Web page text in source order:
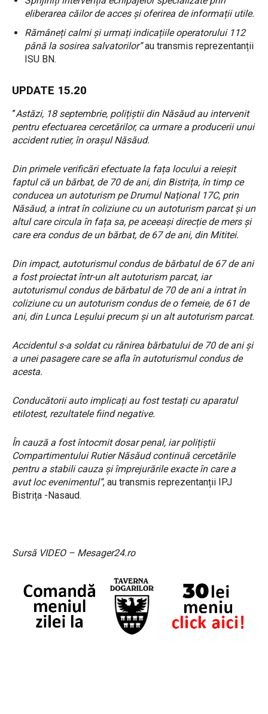
eliberarea căilor de acces și oferirea de informații utile.
Rămâneți calmi și urmați indicațiile operatorului 112
până la sosirea salvatorilor”au transmis reprezentanții
ISU BN.
UPDATE 15.20
”Astăzi, 18 septembrie, polițiștii din Năsăud au intervenit
pentru efectuarea cercetărilor, ca urmare a producerii unui
accident rutier, în orașul Năsăud.
Din primele verificări efectuate la fața locului a reieșit
faptul că un bărbat, de 70 de ani, din Bistrița, în timp ce
conducea un autoturism pe Drumul Național 17C, prin
Năsăud, a intrat în coliziune cu un autoturism parcat și un
altul care circula în fața sa, pe aceeași direcție de mers și
care era condus de un bărbat, de 67 de ani, din Mititei.
Din impact, autoturismul condus de bărbatul de 67 de ani
a fost proiectat într-un alt autoturism parcat, iar
autoturismul condus de bărbatul de 70 de ani a intrat în
coliziune cu un autoturism condus de o femeie, de 61 de
ani, din Lunca Leșului precum și un alt autoturism parcat.
Accidentul s-a soldat cu rănirea bărbatului de 70 de ani și
a unei pasagere care se afla în autoturismul condus de
acesta.
Conducătorii auto implicați au fost testați cu aparatul
etilotest, rezultatele fiind negative.
În cauză a fost întocmit dosar penal, iar polițiștii
Compartimentului Rutier Năsăud continuă cercetările
pentru a stabili cauza și împrejurările exacte în care a
avut loc evenimentul”, au transmis reprezentanții IPJ
Bistrița -Nasaud.
Sursă VIDEO – Mesager24.ro